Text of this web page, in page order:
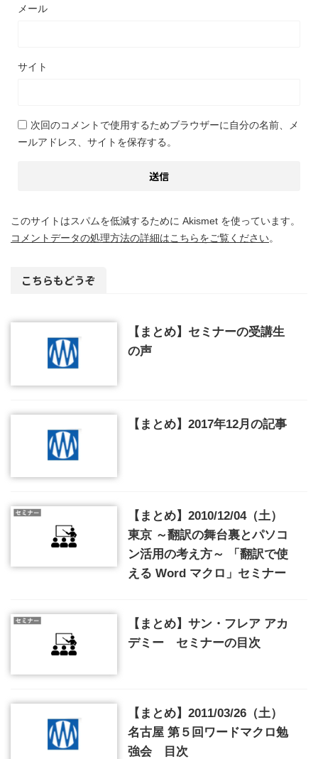
メール
サイト
次回のコメントで使用するためブラウザーに自分の名前、メ
ールアドレス、サイトを保存する。
このサイトはスパムを低減するために Akismet を使っています。
コメントデータの処理方法の詳細はこちらをご覧ください。
こちらもどうぞ
【まとめ】セミナーの受講生
の声
【まとめ】2017年12月の記事
【まとめ】2010/12/04（土）
東京 ～翻訳の舞台裏とパソコ
ン活用の考え方～ 「翻訳で使
える Word マクロ」セミナー
【まとめ】サン・フレア アカ
デミー セミナーの目次
【まとめ】2011/03/26（土）
名古屋 第５回ワードマクロ勉
強会 目次